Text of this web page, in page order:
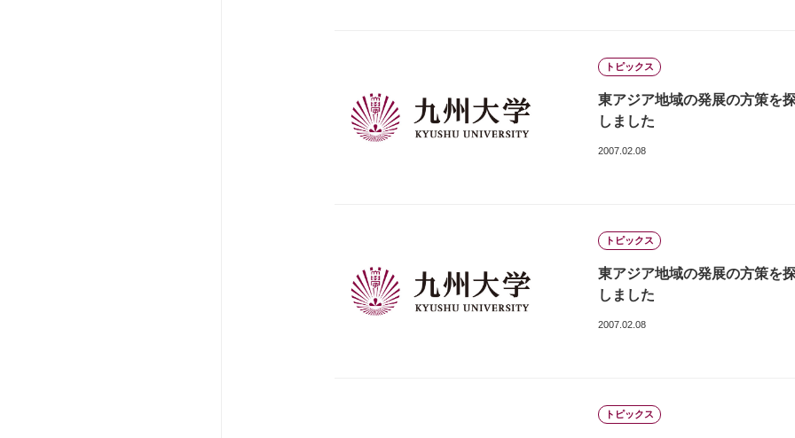
トピックス
東アジア地域の発展の方策を
しました
2007.02.08
トピックス
東アジア地域の発展の方策を
しました
2007.02.08
トピックス